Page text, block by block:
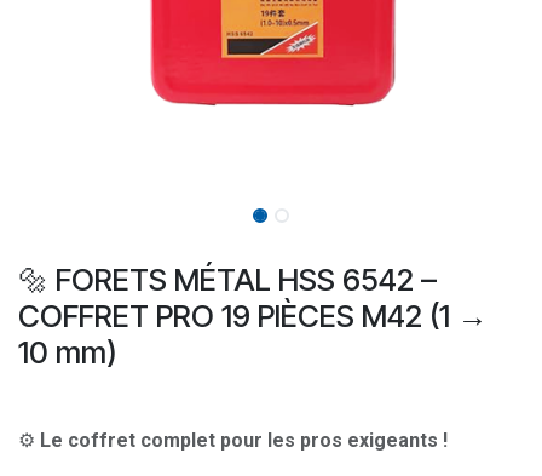
🔩 FORETS MÉTAL HSS 6542 –
COFFRET PRO 19 PIÈCES M42 (1 →
10 mm)
⚙️ Le coffret complet pour les pros exigeants !